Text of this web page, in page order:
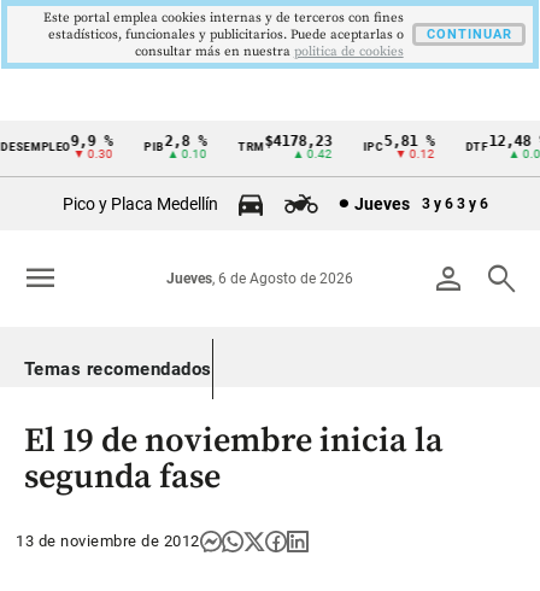
Cintillo
Colombia
9,9 %
▼ 0.30
PIB2,8 %
▲ 0.10
TRM$4178,23
▲ 0.42
IPC5,81 %
▼ 0.12
DTF12,48 %
▲ 0.05
Pico y Placa Medellín Jueves 3 y 6 3 y 6
person search
Jueves, 6 de Agosto de 2026
menu
Temas recomendados
El 19 de noviembre inicia la
segunda fase
13 de noviembre de 2012
Este portal emplea cookies internas y de terceros con fines
estadísticos, funcionales y publicitarios. Puede aceptarlas o
consultar más en nuestra politica de cookies
CONTINUAR